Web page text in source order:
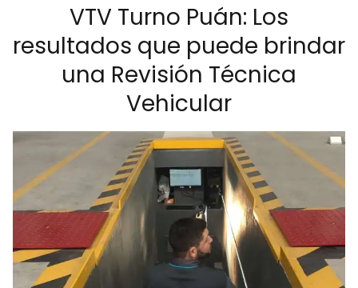
VTV Turno Puán: Los
resultados que puede brindar
una Revisión Técnica
Vehicular